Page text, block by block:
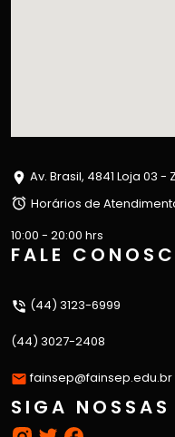
Av. Brasil, 4841 Loja 03
Horários de
10:00 - 20:00 hrs
FALE
(44) 3123-6999
(44) 3027-2408
fainsep@fainsep.edu.br
SIGA NOSSAS